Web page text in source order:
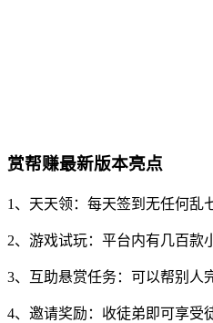
赏帮赚最新版本亮点
1、天天领：每天签到无任何乱
2、游戏试玩：平台内有几百款
3、互助悬赏任务：可以帮别人
4、邀请奖励：收徒弟即可享受